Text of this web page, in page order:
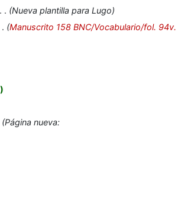
Nueva plantilla para Lugo
Manuscrito 158 BNC/Vocabulario/fol. 94v.
Página nueva: